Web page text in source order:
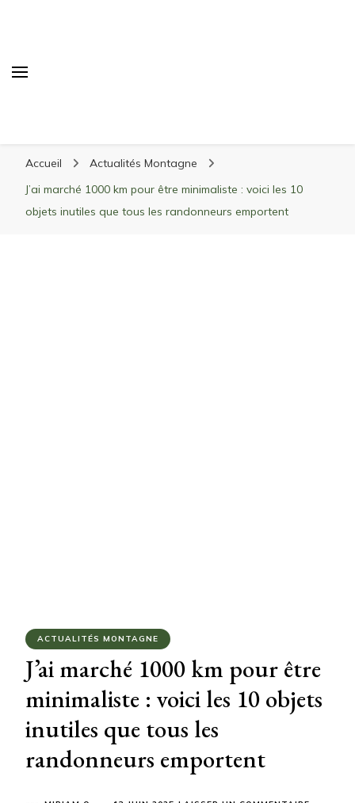
matériel, stations de ski
Accueil
Actualités Montagne
J’ai marché 1000 km pour être minimaliste : voici les 10
objets inutiles que tous les randonneurs emportent
ACTUALITÉS MONTAGNE
J’ai marché 1000 km pour être
minimaliste : voici les 10 objets
inutiles que tous les
randonneurs emportent